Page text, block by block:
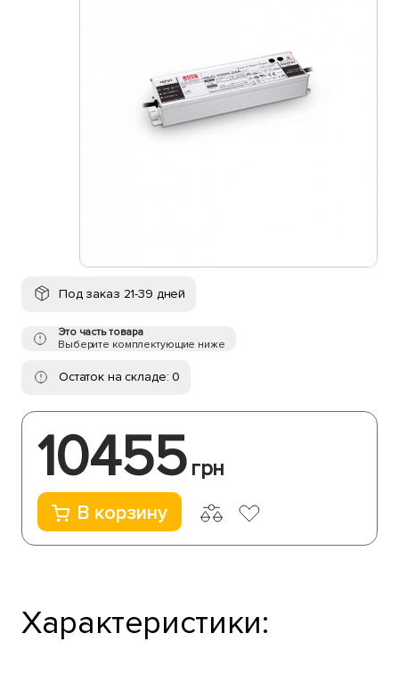
Под заказ 21-39 дней
Это часть товара
Выберите комплектующие ниже
Остаток на складе: 0
10455 грн
В корзину
Характеристики: